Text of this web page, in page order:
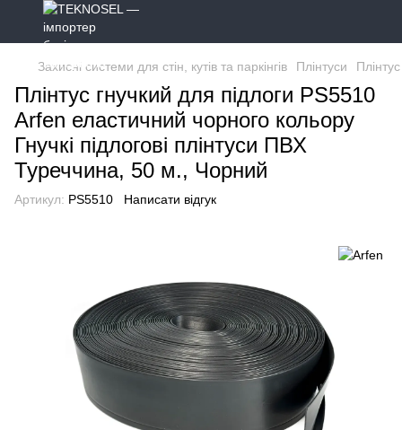
Захисні системи для стін, кутів та паркінгів Плінтуси
Плінтус гнучкий для підлоги PS5510
Arfen еластичний чорного кольору
Гнучкі підлогові плінтуси ПВХ
Туреччина, 50 м., Чорний
Артикул: PS5510 Написати відгук